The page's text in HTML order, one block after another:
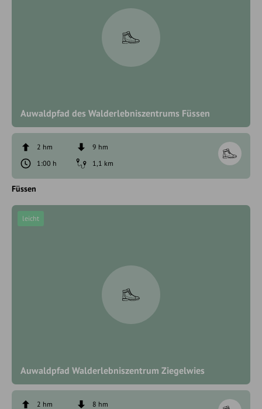
Auwaldpfad des Walderlebniszentrums Füssen
2 hm
9 hm
1:00 h
1,1 km
Füssen
Auwaldpfad Walderlebniszentrum Ziegelwies
leicht
2 hm
8 hm